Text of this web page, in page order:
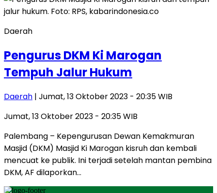
Daerah
Pengurus DKM Ki Marogan
Tempuh Jalur Hukum
Daerah | Jumat, 13 Oktober 2023 - 20:35 WIB
Jumat, 13 Oktober 2023 - 20:35 WIB
Palembang – Kepengurusan Dewan Kemakmuran
Masjid (DKM) Masjid Ki Marogan kisruh dan kembali
mencuat ke publik. Ini terjadi setelah mantan pembina
DKM, AF dilaporkan…